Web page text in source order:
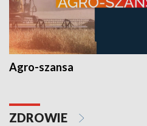
Agro-szansa
ZDROWIE